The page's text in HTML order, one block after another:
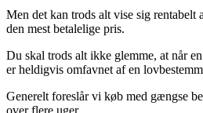
Men det kan trods alt vise sig
den mest betalelige pris.
Du skal trods alt ikke glemme, at når
er heldigvis omfavnet af en
Generelt foreslår vi køb med gængse
over flere uger.